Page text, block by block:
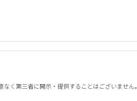
く第三者に開示・提供することはございません。